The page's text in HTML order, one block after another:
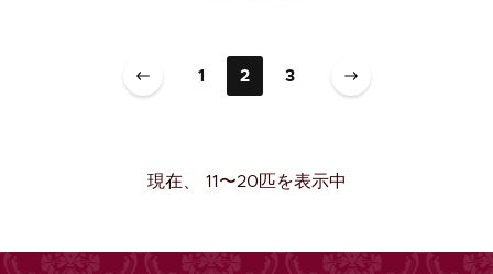
1 2 3
現在、 11〜20匹を表示中